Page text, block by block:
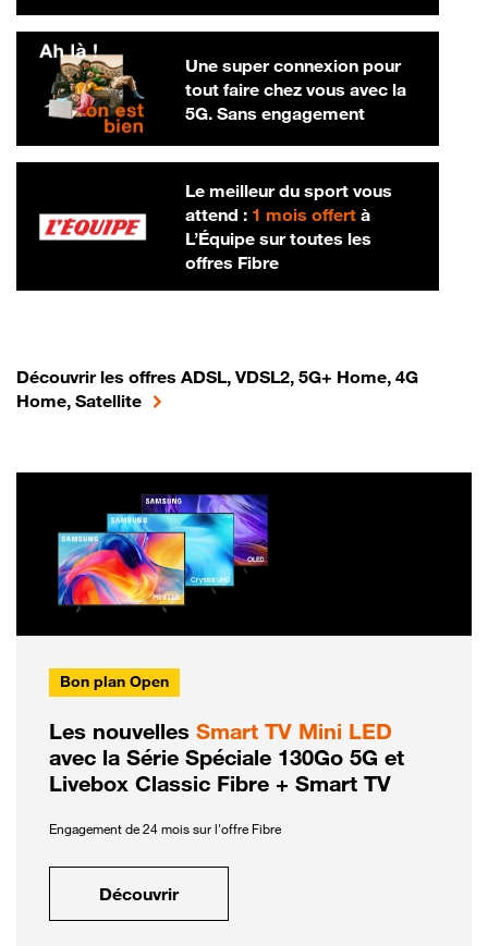
Une super connexion pour
tout faire chez vous avec la
5G. Sans engagement
Le meilleur du sport vous
attend : 1 mois offertà
L’Équipe sur toutes les
offres Fibre
Découvrir les offres ADSL, VDSL2, 5G+ Home, 4G
Home, Satellite
Bon plan Open
Les nouvelles Smart TV Mini LED
avec la Série Spéciale 130Go 5G et
Livebox Classic Fibre + Smart TV
Engagement de 24 mois sur l'offre Fibre
Découvrir